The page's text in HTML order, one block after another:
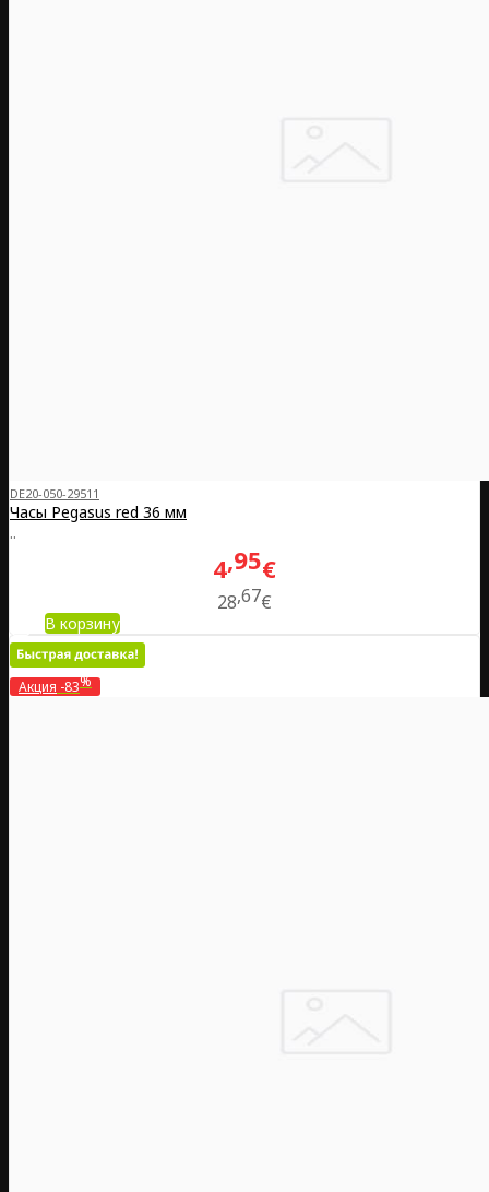
DE20-050-29511
Часы Pegasus red 36 мм
..
4 95€
28 67€
В корзину
Акция -83%